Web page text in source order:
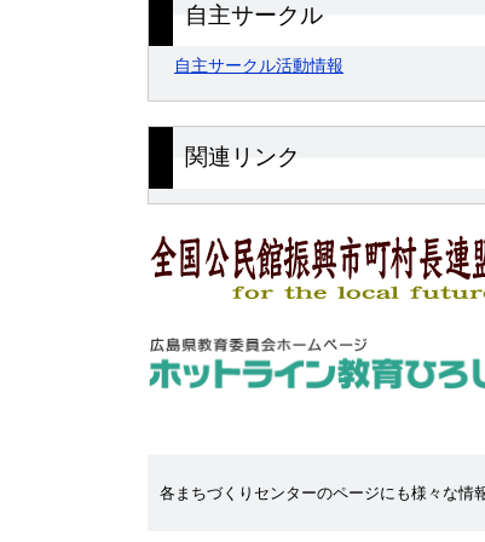
自主サークル
自主サークル活動情報
関連リンク
各まちづくりセンターのページにも様々な情